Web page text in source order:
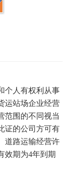
个人有权利从事
运站场企业经营
范围的不同视当
证的公司方可有
道路运输经营许
效期为4年到期